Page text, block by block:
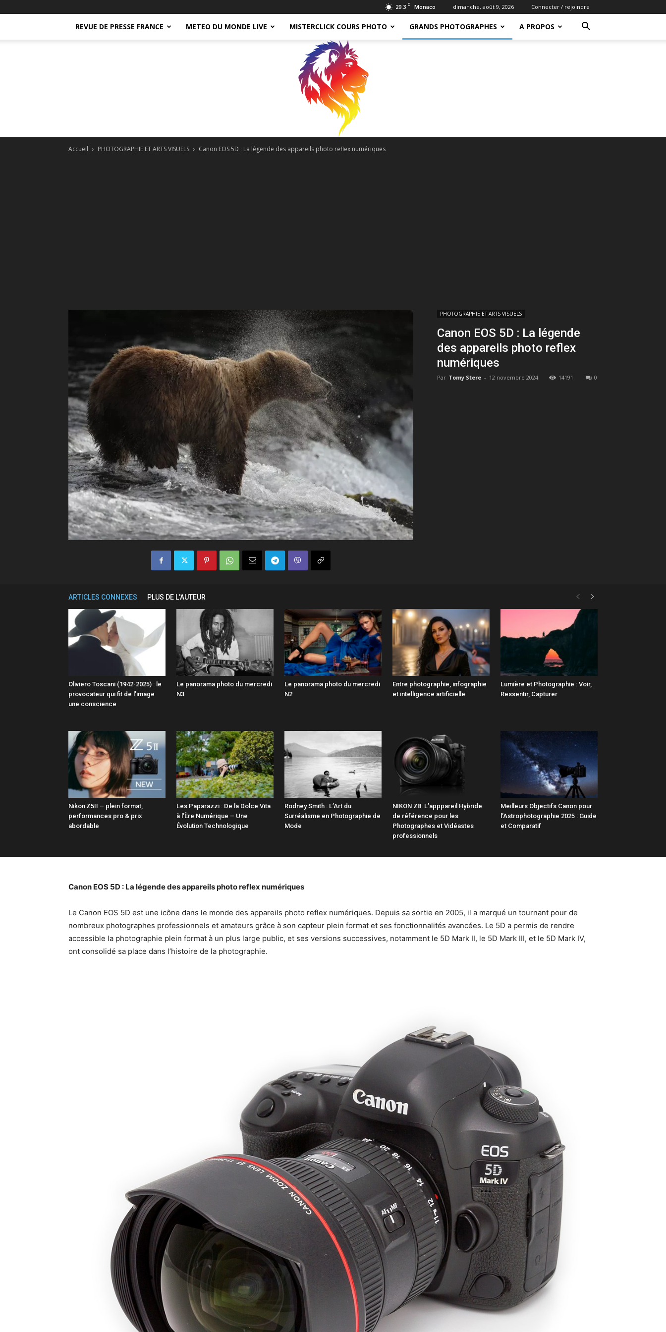
29.3 C Monaco dimanche, août 9, 2026 Connecter / rejoindre
REVUE DE PRESSE FRANCE METEO DU MONDE LIVE MISTERCLICK COURS PHOTO GRANDS PHOTOGRAPHES A PROPOS
Digital
Multimedia
Accueil PHOTOGRAPHIE ET ARTS VISUELS Canon EOS 5D : La légende des appareils photo reflex numériques
PHOTOGRAPHIE ET ARTS VISUELS
Canon EOS 5D : La légende
des appareils photo reflex
numériques
Par Tomy Stere - 12 novembre 2024 14191 0
ARTICLES CONNEXES PLUS DE L'AUTEUR
Oliviero Toscani (1942-2025) : le
provocateur qui fit de l’image
une conscience
Le panorama photo du mercredi
N3
Le panorama photo du mercredi
N2
Entre photographie, infographie
et intelligence artificielle
Lumière et Photographie : Voir,
Ressentir, Capturer
Nikon Z5II – plein format,
performances pro & prix
abordable
Les Paparazzi : De la Dolce Vita
à l’Ère Numérique – Une
Évolution Technologique
Rodney Smith : L’Art du
Surréalisme en Photographie de
Mode
NIKON Z8: L’apppareil Hybride
de référence pour les
Photographes et Vidéastes
professionnels
Meilleurs Objectifs Canon pour
l’Astrophotographie 2025 : Guide
et Comparatif
Canon EOS 5D : La légende des appareils photo reflex numériques
Le Canon EOS 5D est une icône dans le monde des appareils photo reflex numériques. Depuis sa sortie en 2005, il a marqué un tournant pour de
nombreux photographes professionnels et amateurs grâce à son capteur plein format et ses fonctionnalités avancées. Le 5D a permis de rendre
accessible la photographie plein format à un plus large public, et ses versions successives, notamment le 5D Mark II, le 5D Mark III, et le 5D Mark IV,
ont consolidé sa place dans l’histoire de la photographie.